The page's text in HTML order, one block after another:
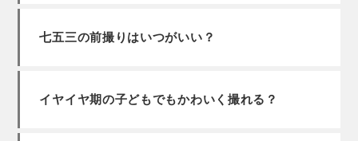
七五三の前撮りはいつがいい？
イヤイヤ期の子どもでもかわいく撮れる？